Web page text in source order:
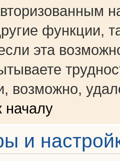
функции,
эта
возможно,
началу
и